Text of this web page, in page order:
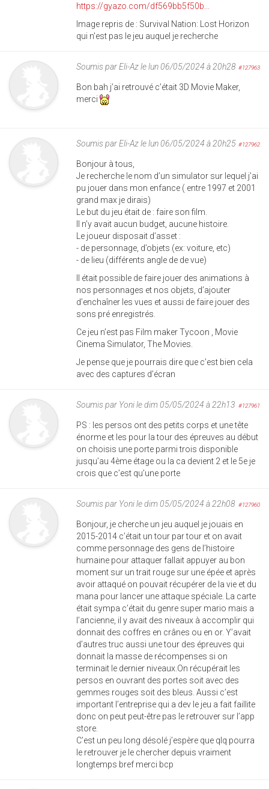
https://gyazo.com/df569bb5f50b...
Image repris de : Survival Nation: Lost Horizon
qui n'est pas le jeu auquel je recherche
Soumis parEli-Azle lun 06/05/2024 à 20h28 #127963
Bon bah j’ai retrouvé c’était 3D Movie Maker,
merci
Soumis parEli-Azle lun 06/05/2024 à 20h25 #127962
Bonjour à tous,
Je recherche le nom d’un simulator sur lequel j’ai
pu jouer dans mon enfance ( entre 1997 et 2001
grand max je dirais)
Le but du jeu était de : faire son film.
Il n’y avait aucun budget, aucune histoire.
Le joueur disposait d’asset :
- de personnage, d’objets (ex: voiture, etc)
- de lieu (différents angle de de vue)
Il était possible de faire jouer des animations à
nos personnages et nos objets, d’ajouter
d’enchaîner les vues et aussi de faire jouer des
sons pré enregistrés.
Ce jeu n’est pas Film maker Tycoon , Movie
Cinema Simulator, The Movies.
Je pense que je pourrais dire que c’est bien cela
avec des captures d’écran
Soumis par Yonile dim 05/05/2024 à 22h13 #127961
PS : les persos ont des petits corps et une tête
énorme et les pour la tour des épreuves au début
on choisis une porte parmi trois disponible
jusqu’au 4ème étage ou la ca devient 2 et le 5e je
crois que c’est qu’une porte
Soumis par Yonile dim 05/05/2024 à 22h08 #127960
Bonjour, je cherche un jeu auquel je jouais en
2015-2014 c’était un tour par tour et on avait
comme personnage des gens de l’histoire
humaine pour attaquer fallait appuyer au bon
moment sur un trait rouge sur une épée et après
avoir attaqué on pouvait récupérer de la vie et du
mana pour lancer une attaque spéciale. La carte
était sympa c’était du genre super mario mais a
l’ancienne, il y avait des niveaux à accomplir qui
donnait des coffres en crânes ou en or. Y’avait
d’autres truc aussi une tour des épreuves qui
donnait la masse de récompenses si on
terminait le dernier niveaux.On récupérait les
persos en ouvrant des portes soit avec des
gemmes rouges soit des bleus. Aussi c’est
important l’entreprise qui a dev le jeu a fait faillite
donc on peut peut-être pas le retrouver sur l’app
store.
C’est un peu long désolé j’espère que qlq pourra
le retrouver je le chercher depuis vraiment
longtemps bref merci bcp